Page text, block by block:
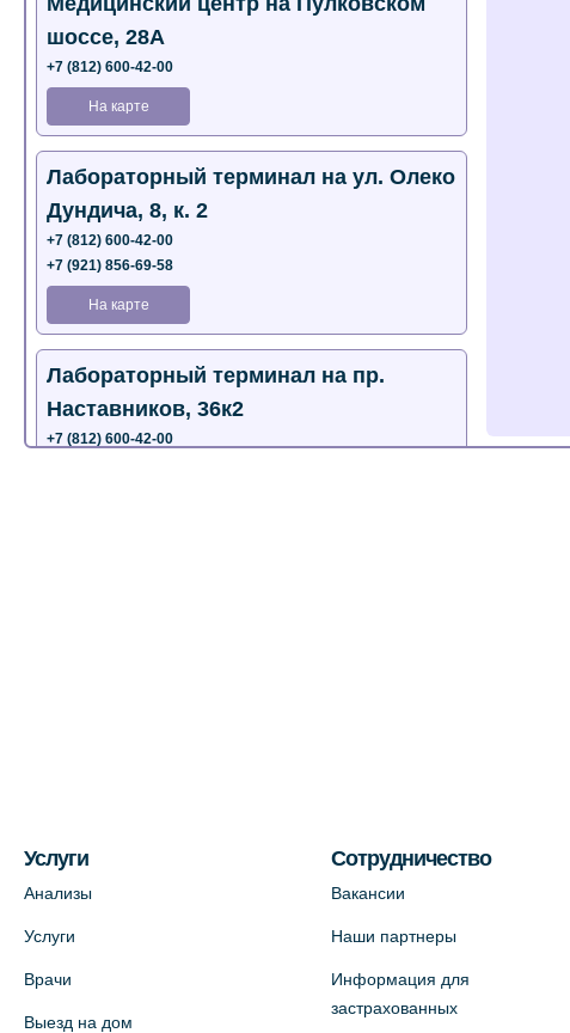
шоссе, 28А
+7 (812) 600-42-00
На карте
Лабораторный терминал на ул. Олеко
Дундича, 8, к. 2
+7 (812) 600-42-00
+7 (921) 856-69-58
На карте
Лабораторный терминал на пр.
Наставников, 36к2
+7 (812) 600-42-00
+7 (812) 660-73-69
На карте
Услуги
Анализы
Услуги
Врачи
Выезд на дом
Сотрудничество
Вакансии
Наши партнеры
Информация для
застрахованных